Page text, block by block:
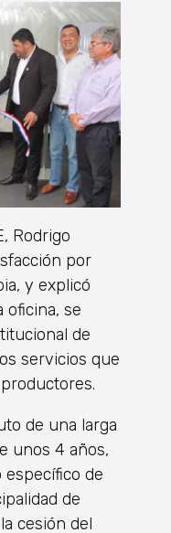
Rodrigo
por
y explicó
oficina, se
de
servicios que
de una larga
unos 4 años,
de
de
cesión del